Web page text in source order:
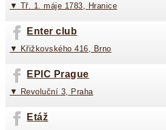
▼ Tř. 1. máje 1783, Hranice
Enter club
▼ Křižkovského 416, Brno
EPIC Prague
▼ Revoluční 3, Praha
Etáž